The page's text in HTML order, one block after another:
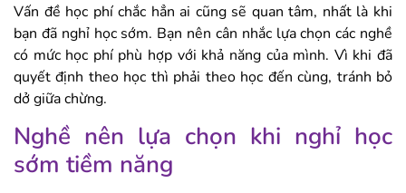
Vấn đề học phí chắc hẳn ai cũng sẽ quan tâm, nhất là khi
bạn đã nghỉ học sớm. Bạn nên cân nhắc lựa chọn các nghề
có mức học phí phù hợp với khả năng của mình. Vì khi đã
quyết định theo học thì phải theo học đến cùng, tránh bỏ
dở giữa chừng.
Nghề nên lựa chọn khi nghỉ học
sớm tiềm năng